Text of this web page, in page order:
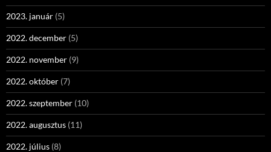
2023. január (5)
2022. december (5)
2022. november (9)
2022. október (7)
2022. szeptember (10)
2022. augusztus (11)
2022. július (8)